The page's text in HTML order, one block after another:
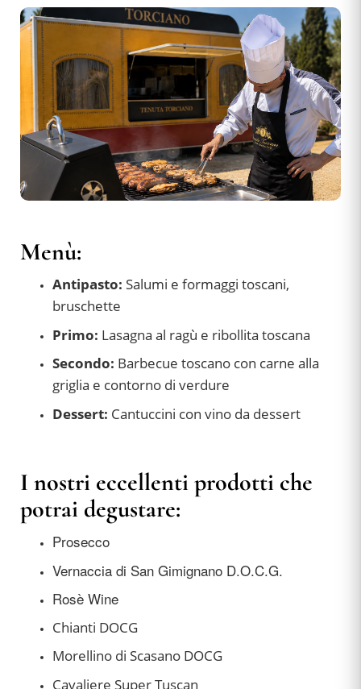
Menù:
Antipasto: Salumi e formaggi toscani,
bruschette
Primo: Lasagna al ragù e ribollita toscana
Secondo: Barbecue toscano con carne alla
griglia e contorno di verdure
Dessert: Cantuccini con vino da dessert
I nostri eccellenti prodotti che
potrai degustare:
Prosecco
Vernaccia di San Gimignano D.O.C.G.
Rosè Wine
Chianti DOCG
Morellino di Scasano DOCG
Cavaliere Super Tuscan